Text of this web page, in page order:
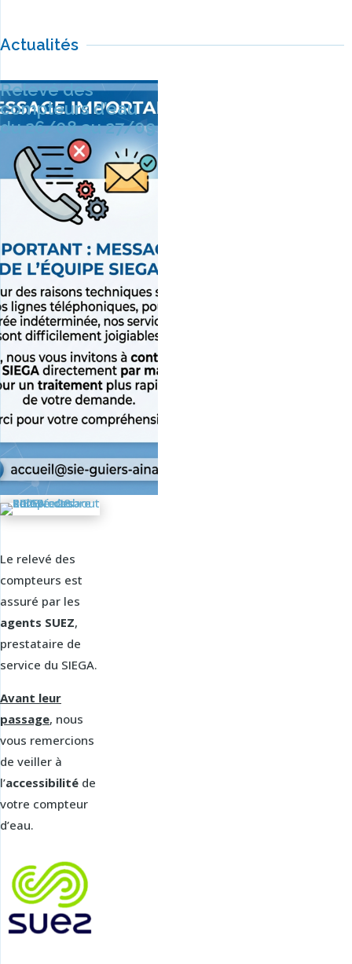
Actualités
Relevé des
compteurs d’eau
du 26/08 au 27/09
Le relevé des
compteurs est
assuré par les
agents SUEZ,
prestataire de
service du SIEGA.
Avant leur
passage, nous
vous remercions
de veiller à
l’accessibilité de
votre compteur
d’eau.